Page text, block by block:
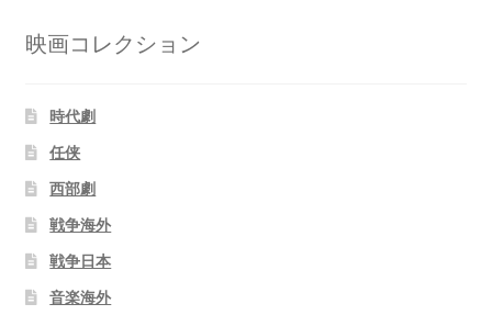
映画コレクション
時代劇
任侠
西部劇
戦争海外
戦争日本
音楽海外